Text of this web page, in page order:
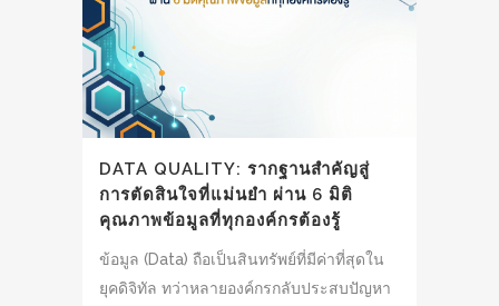
DATA QUALITY: รากฐานสำคัญสู่
การตัดสินใจที่แม่นยำ ผ่าน 6 มิติ
คุณภาพข้อมูลที่ทุกองค์กรต้องรู้
ข้อมูล (Data) ถือเป็นสินทรัพย์ที่มีค่าที่สุดใน
ยุคดิจิทัล ทว่าหลายองค์กรกลับประสบปัญหา